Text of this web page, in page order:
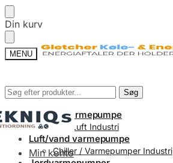
Din kurv
MENU
Søg
Min konto
Søg
Luft/luft varmepumpe
Luft/Luft Industri
Luft/vand varmepumpe
Chiller / Varmepumper Industri